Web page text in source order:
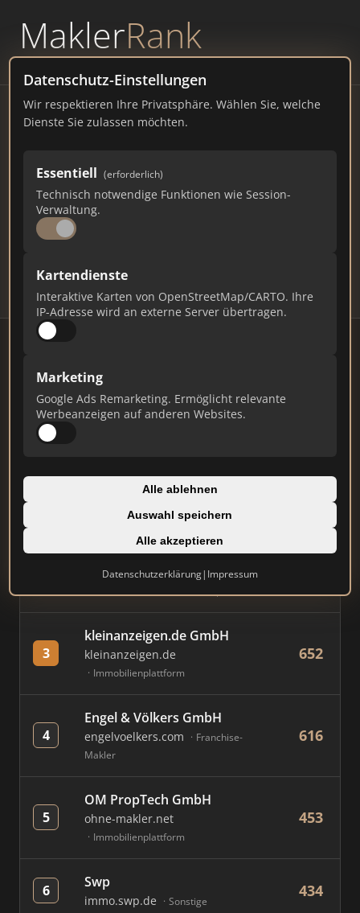
MaklerRank
powered byWAVEPOINT
Datenschutz-Einstellungen
Wir respektieren Ihre Privatsphäre. Wählen Sie, welche
Dienste Sie zulassen möchten.
Essentiell (erforderlich)
Technisch notwendige Funktionen wie Session-
Verwaltung.
Kartendienste
Interaktive Karten von OpenStreetMap/CARTO. Ihre
IP-Adresse wird an externe Server übertragen.
Marketing
Google Ads Remarketing. Ermöglicht relevante
Werbeanzeigen auf anderen Websites.
Alle ablehnen
Auswahl speichern
Alle akzeptieren
Datenschutzerklärung| Impressum
Immobilienmakler
Güglingen – Ranking Juli
2026
BADEN-WÜRTTEMBERG
75
Makler Makler-Keywords
Stand: Juli 2026
#
Immobilien Scout GmbH
immobilienscout24.de
AVIV Germany GmbH
3
kleinanzeigen.de GmbH
kleinanzeigen.de
Immobilienplattform
652
4
Engel & Völkers GmbH
engelvoelkers.com
Franchise-
Makler
616
5
OM PropTech GmbH
ohne-makler.net
Immobilienplattform
453
6 Swp
immo.swp.de Sonstige
434